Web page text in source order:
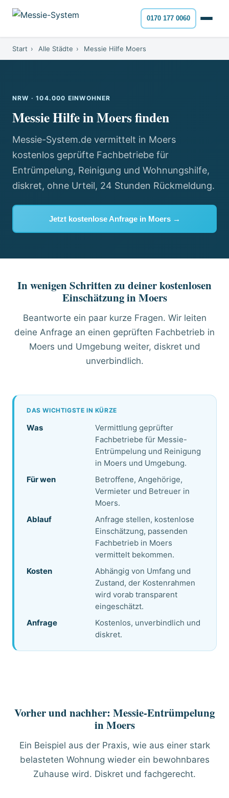
0170 177 0060
Start › Alle Städte › Messie Hilfe Moers
NRW · 104.000 EINWOHNER
Messie Hilfe in Moers finden
Messie-System.de vermittelt in Moers
kostenlos geprüfte Fachbetriebe für
Entrümpelung, Reinigung und Wohnungshilfe,
diskret, ohne Urteil, 24 Stunden Rückmeldung.
Jetzt kostenlose Anfrage in Moers →
In wenigen Schritten zu deiner kostenlosen
Einschätzung in Moers
Beantworte ein paar kurze Fragen. Wir leiten
deine Anfrage an einen geprüften Fachbetrieb in
Moers und Umgebung weiter, diskret und
unverbindlich.
DAS WICHTIGSTE IN KÜRZE
Was
Vermittlung geprüfter
Fachbetriebe für Messie-
Entrümpelung und Reinigung
in Moers und Umgebung.
Für wen
Betroffene, Angehörige,
Vermieter und Betreuer in
Moers.
Ablauf
Anfrage stellen, kostenlose
Einschätzung, passenden
Fachbetrieb in Moers
vermittelt bekommen.
Kosten
Abhängig von Umfang und
Zustand, der Kostenrahmen
wird vorab transparent
eingeschätzt.
Anfrage
Kostenlos, unverbindlich und
diskret.
Vorher und nachher: Messie-Entrümpelung
in Moers
Ein Beispiel aus der Praxis, wie aus einer stark
belasteten Wohnung wieder ein bewohnbares
Zuhause wird. Diskret und fachgerecht.